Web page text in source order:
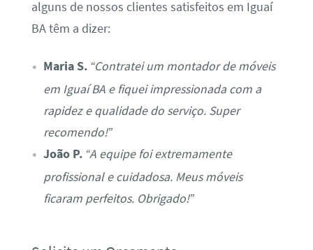
alguns de nossos clientes satisfeitos em Iguaí
BA têm a dizer:
Maria S. “Contratei um montador de móveis
em Iguaí BA e fiquei impressionada com a
rapidez e qualidade do serviço. Super
recomendo!”
João P. “A equipe foi extremamente
profissional e cuidadosa. Meus móveis
ficaram perfeitos. Obrigado!”